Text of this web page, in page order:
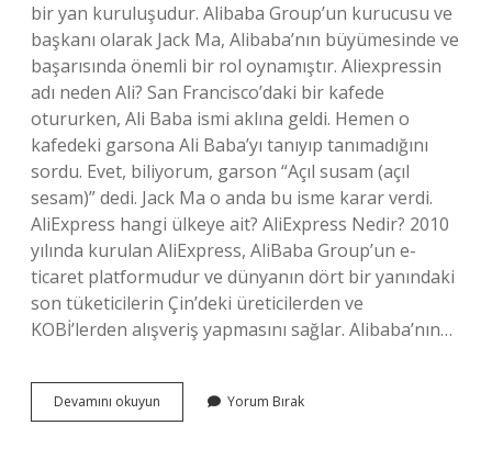
bir yan kuruluşudur. Alibaba Group’un kurucusu ve
başkanı olarak Jack Ma, Alibaba’nın büyümesinde ve
başarısında önemli bir rol oynamıştır. Aliexpressin
adı neden Ali? San Francisco’daki bir kafede
otururken, Ali Baba ismi aklına geldi. Hemen o
kafedeki garsona Ali Baba’yı tanıyıp tanımadığını
sordu. Evet, biliyorum, garson “Açıl susam (açıl
sesam)” dedi. Jack Ma o anda bu isme karar verdi.
AliExpress hangi ülkeye ait? AliExpress Nedir? 2010
yılında kurulan AliExpress, AliBaba Group’un e-
ticaret platformudur ve dünyanın dört bir yanındaki
son tüketicilerin Çin’deki üreticilerden ve
KOBİ’lerden alışveriş yapmasını sağlar. Alibaba’nın…
Devamını okuyun Aliexpress
In
Yorum Bırak